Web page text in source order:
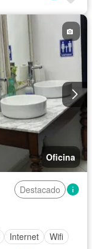
Oficina
Destacado
Internet Wifi